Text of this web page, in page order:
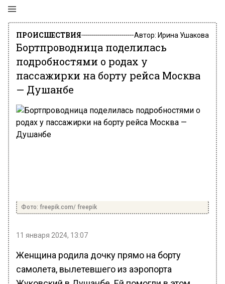
ПРОИСШЕСТВИЯ Автор: Ирина Ушакова
Бортпроводница поделилась
подробностями о родах у
пассажирки на борту рейса Москва
— Душанбе
Фото: freepik.com/ freepik
11 января 2024, 13:07
Женщина родила дочку прямо на борту
самолета, вылетевшего из аэропорта